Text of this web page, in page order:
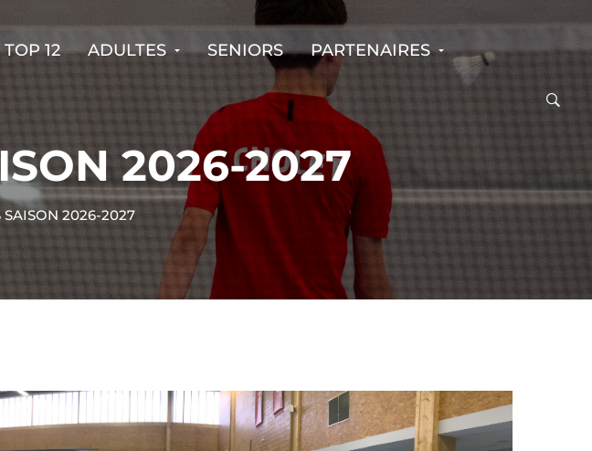
TOP 12 ADULTES SENIORS PARTENAIRES
2026-2027
SAISON 2026-2027